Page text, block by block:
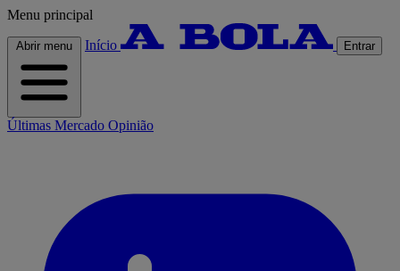
Menu principal
Abrir menu Início Entrar
Últimas Mercado Opinião